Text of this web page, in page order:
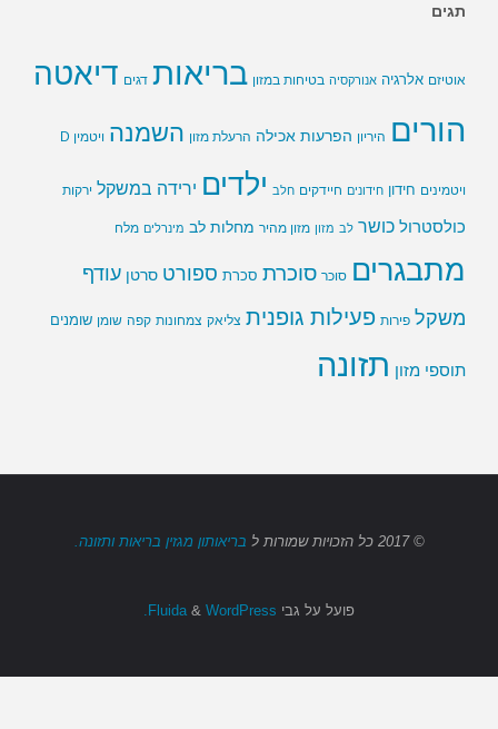
תגים
אוטיזם אלרגיה אנורקסיה בטיחות במזון בריאות דגים דיאטה
הורים היריון הפרעות אכילה הרעלת מזון השמנה ויטמין D
ויטמינים חידון חידונים חיידקים חלב ילדים ירידה במשקל ירקות
כולסטרול כושר לב מזון מזון מהיר מחלות לב מינרלים מלח
מתבגרים סוכר סוכרת סכרת ספורט סרטן עודף
משקל פירות פעילות גופנית צליאק צמחונות קפה שומן שומנים
תוספי מזון תזונה
© 2017 כל הזכויות שמורות ל בריאותון מגזין בריאות ותזונה.
פועל על גבי & WordPress.